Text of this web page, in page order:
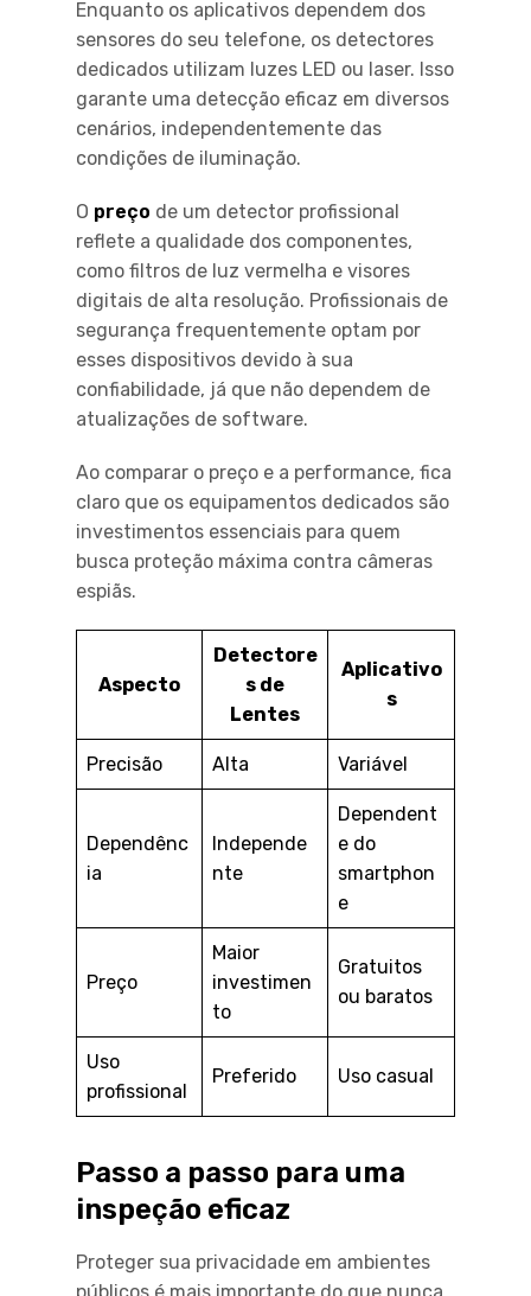
Enquanto os aplicativos dependem dos
sensores do seu telefone, os detectores
dedicados utilizam luzes LED ou laser. Isso
garante uma detecção eficaz em diversos
cenários, independentemente das
condições de iluminação.
O preço de um detector profissional
reflete a qualidade dos componentes,
como filtros de luz vermelha e visores
digitais de alta resolução. Profissionais de
segurança frequentemente optam por
esses dispositivos devido à sua
confiabilidade, já que não dependem de
atualizações de software.
Ao comparar o preço e a performance, fica
claro que os equipamentos dedicados são
investimentos essenciais para quem
busca proteção máxima contra câmeras
espiãs.
Aspecto
Detectore
s de
Lentes
Aplicativo
s
Precisão Alta Variável
Dependênc
ia
Independe
nte
Dependent
e do
smartphon
e
Preço
Maior
investimen
to
Gratuitos
ou baratos
Uso
profissional
Preferido Uso casual
Passo a passo para uma
inspeção eficaz
Proteger sua privacidade em ambientes